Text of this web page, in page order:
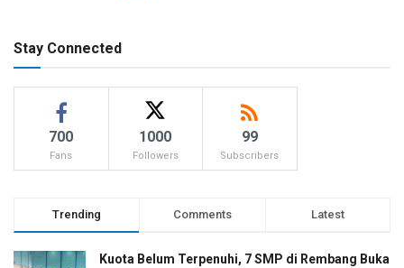
Stay Connected
700
Fans
1000
Followers
99
Subscribers
Trending Comments Latest
Kuota Belum Terpenuhi, 7 SMP di Rembang Buka